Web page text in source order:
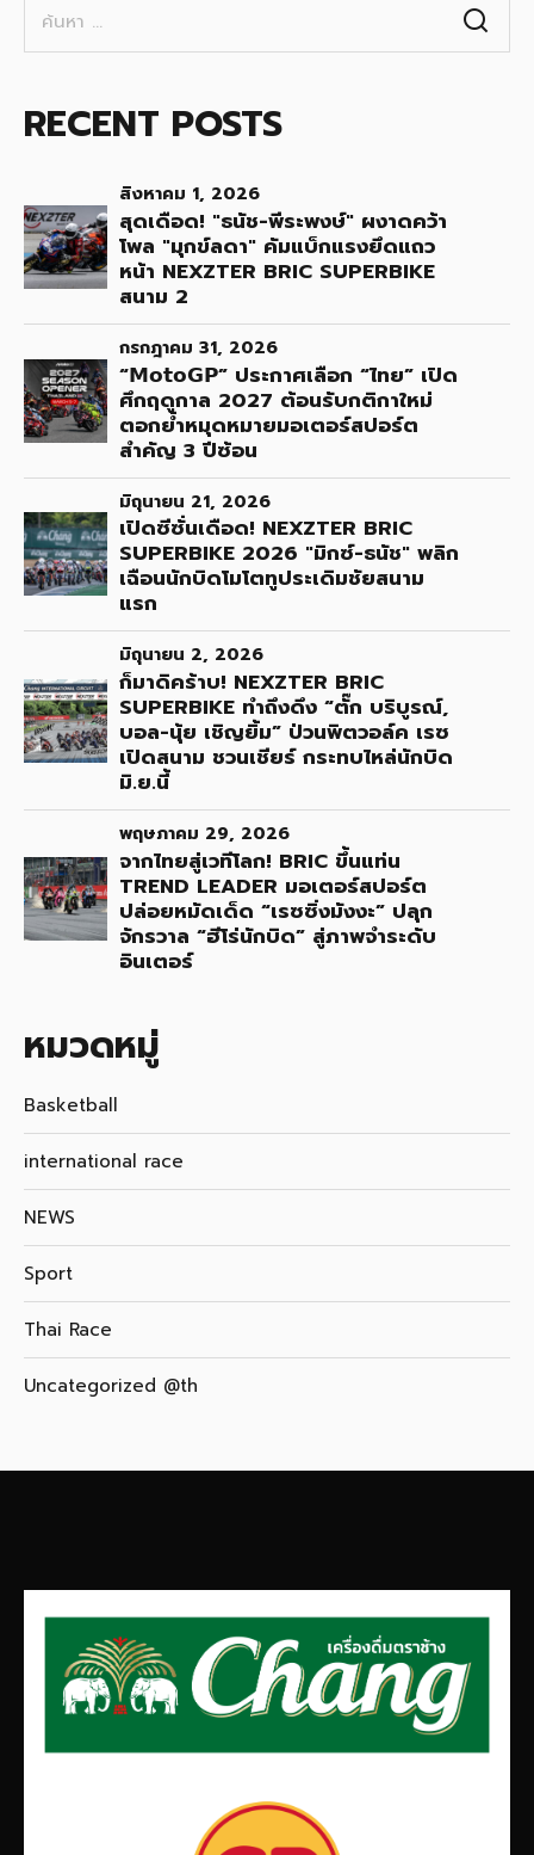
สำหรับ:
RECENT POSTS
สิงหาคม 1, 2026
สุดเดือด! "ธนัช-พีระพงษ์" ผงาดคว้า
โพล "มุกข์ลดา" คัมแบ็กแรงยึดแถว
หน้า NEXZTER BRIC SUPERBIKE
สนาม 2
กรกฎาคม 31, 2026
“𝗠𝗼𝘁𝗼𝗚𝗣” ประกาศเลือก “ไทย” เปิด
ศึกฤดูกาล 2027 ต้อนรับกติกาใหม่
ตอกย้ำหมุดหมายมอเตอร์สปอร์ต
สำคัญ 3 ปีซ้อน
มิถุนายน 21, 2026
เปิดซีซั่นเดือด! NEXZTER BRIC
SUPERBIKE 2026 "มิกซ์-ธนัช" พลิก
เฉือนนักบิดโมโตทูประเดิมชัยสนาม
แรก
มิถุนายน 2, 2026
ก็มาดิคร้าบ! NEXZTER BRIC
SUPERBIKE ทำถึงดึง “ตั๊ก บริบูรณ์,
บอล-นุ้ย เชิญยิ้ม” ป่วนพิตวอล์ค เรซ
เปิดสนาม ชวนเชียร์ กระทบไหล่นักบิด
มิ.ย.นี้
พฤษภาคม 29, 2026
จากไทยสู่เวทีโลก! BRIC ขึ้นแท่น
TREND LEADER มอเตอร์สปอร์ต
ปล่อยหมัดเด็ด “เรซซิ่งมังงะ” ปลุก
จักรวาล “ฮีโร่นักบิด” สู่ภาพจำระดับ
อินเตอร์
หมวดหมู่
Basketball
international race
NEWS
Sport
Thai Race
Uncategorized @th